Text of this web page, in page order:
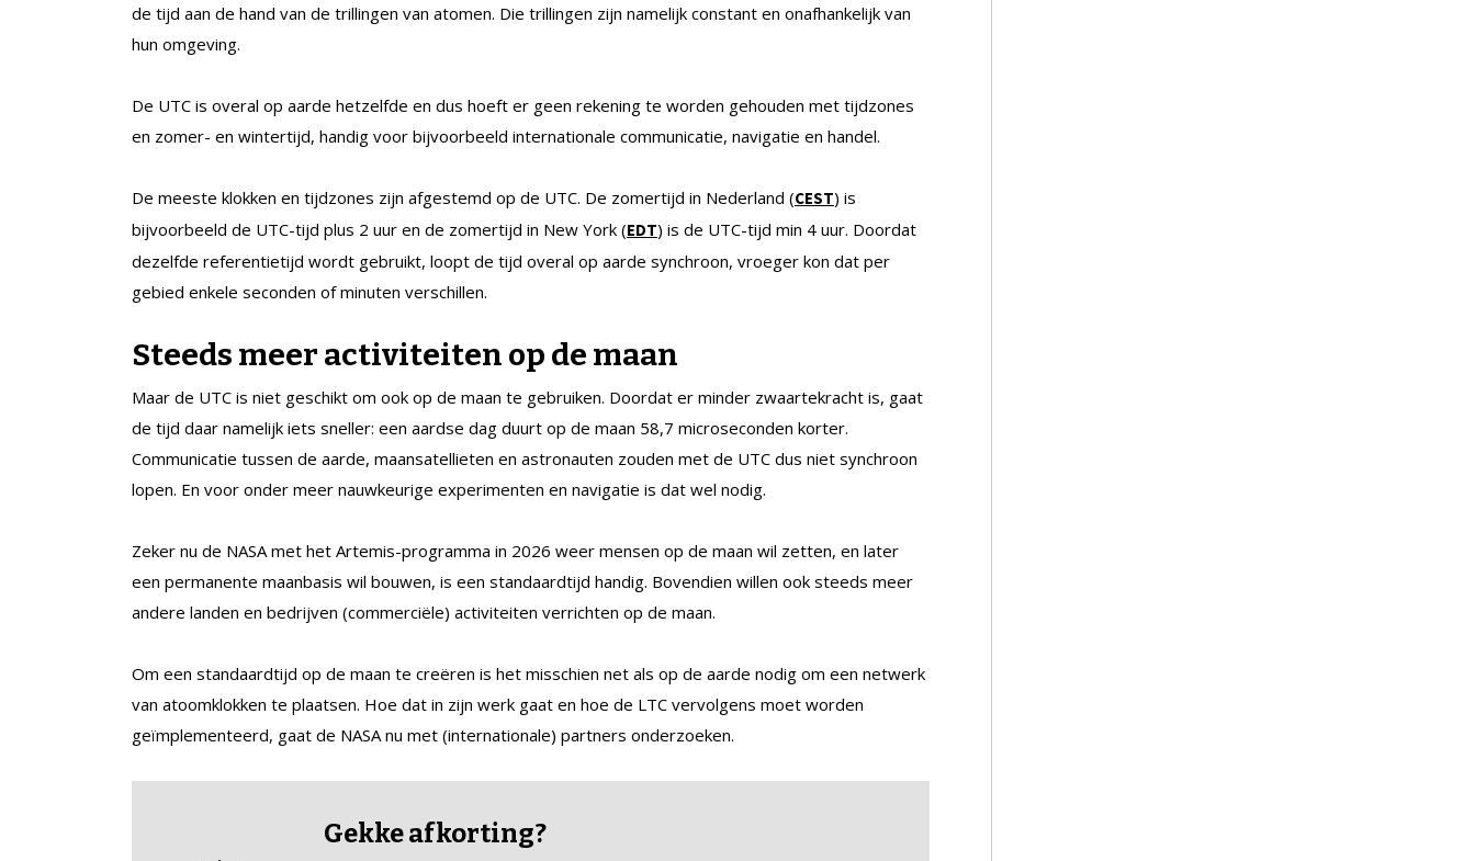
de tijd aan de hand van de trillingen van atomen. Die trillingen zijn namelijk constant en onafhankelijk van
hun omgeving.
De UTC is overal op aarde hetzelfde en dus hoeft er geen rekening te worden gehouden met tijdzones
en zomer- en wintertijd, handig voor bijvoorbeeld internationale communicatie, navigatie en handel.
De meeste klokken en tijdzones zijn afgestemd op de UTC. De zomertijd in Nederland (CEST) is
bijvoorbeeld de UTC-tijd plus 2 uur en de zomertijd in New York (EDT) is de UTC-tijd min 4 uur. Doordat
dezelfde referentietijd wordt gebruikt, loopt de tijd overal op aarde synchroon, vroeger kon dat per
gebied enkele seconden of minuten verschillen.
Steeds meer activiteiten op de maan
Maar de UTC is niet geschikt om ook op de maan te gebruiken. Doordat er minder zwaartekracht is, gaat
de tijd daar namelijk iets sneller: een aardse dag duurt op de maan 58,7 microseconden korter.
Communicatie tussen de aarde, maansatellieten en astronauten zouden met de UTC dus niet synchroon
lopen. En voor onder meer nauwkeurige experimenten en navigatie is dat wel nodig.
Zeker nu de NASA met het Artemis-programma in 2026 weer mensen op de maan wil zetten, en later
een permanente maanbasis wil bouwen, is een standaardtijd handig. Bovendien willen ook steeds meer
andere landen en bedrijven (commerciële) activiteiten verrichten op de maan.
Om een standaardtijd op de maan te creëren is het misschien net als op de aarde nodig om een netwerk
van atoomklokken te plaatsen. Hoe dat in zijn werk gaat en hoe de LTC vervolgens moet worden
geïmplementeerd, gaat de NASA nu met (internationale) partners onderzoeken.
Gekke afkorting?